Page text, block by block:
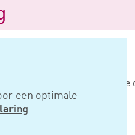
een optimale